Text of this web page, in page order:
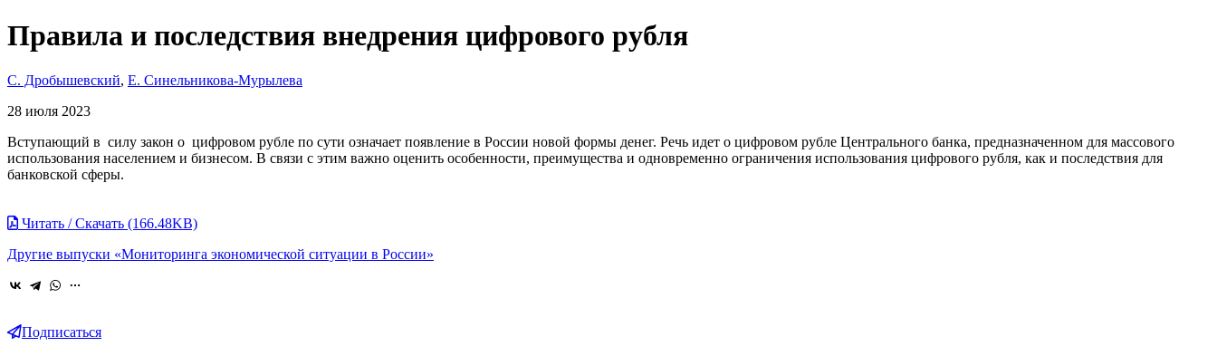
Правила и последствия внедрения цифрового рубля
С. Дробышевский, Е. Синельникова-Мурылева
28 июля 2023
Вступающий в силу закон о цифровом рубле по сути означает появление в России новой формы денег. Речь идет о цифровом рубле Центрального банка, предназначенном для массового
использования населением и бизнесом. В связи с этим важно оценить особенности, преимущества и одновременно ограничения использования цифрового рубля, как и последствия для
банковской сферы.
Читать / Скачать (166.48KB)
Другие выпуски «Мониторинга экономической ситуации в России»
Подписаться